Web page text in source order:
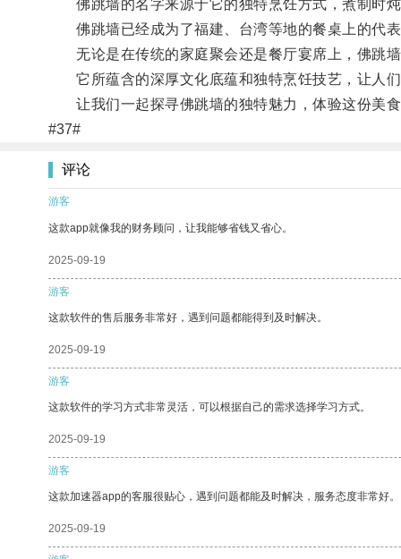
佛跳墙的名字来源于它的独特烹饪方式，煮制时炖
佛跳墙已经成为了福建、台湾等地的餐桌上的代表
无论是在传统的家庭聚会还是餐厅宴席上，佛跳墙
它所蕴含的深厚文化底蕴和独特烹饪技艺，让人们
让我们一起探寻佛跳墙的独特魅力，体验这份美食
#37#
评论
游客
这款app就像我的财务顾问，让我能够省钱又省心。
2025-09-19
游客
这款软件的售后服务非常好，遇到问题都能得到及时解决。
2025-09-19
游客
这款软件的学习方式非常灵活，可以根据自己的需求选择学习方式。
2025-09-19
游客
这款加速器app的客服很贴心，遇到问题都能及时解决，服务态度非常好。
2025-09-19